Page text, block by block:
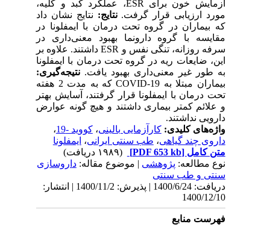
آزمایش خون برای ESR، عملکرد کبد و کلیه،
مورد ارزیابی قرار گرفت.نتایج:نتایج نشان داد
که بیماران در گروه تحت درمان با ایمفلونا در
مقایسه با گروه دارونما بهبود معنی‌داری در
سرفه روزانه، تنگی نفس و ESR داشتند. علاوه بر
این، ضایعات ریه در گروه تحت درمان با ایمفلونا
به طور غیر معنی‌داری بهبود یافت.نتیجه‌گیری:
بیماران مبتلا به 19-COVID که به مدت 2 هفته
تحت درمان با ایمفلونا قرار گرفتند، آسایش بهتر
و علائم کمتر بیماری داشتند و هیچ گونه عوارض
دارویی نداشتند.
واژه‌های کلیدی:کارآزمایی بالینی،کووید -19
،
داروی چند گیاهی،طب سنتی ایرانی ،ایمفلونا
متن کامل[PDF 653 kb]
(۱۹۸۹ دریافت)
نوع مطالعه:پژوهشی| موضوع مقاله:داروسازی
سنتی و طب سنتی
دریافت: 1400/6/24 | پذیرش: 1400/11/2 | انتشار:
1400/12/10
فهرست منابع